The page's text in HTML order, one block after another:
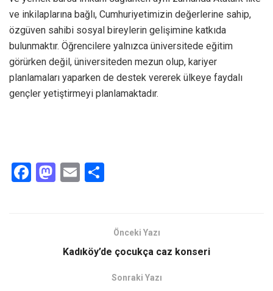
ve inkilaplarına bağlı, Cumhuriyetimizin değerlerine sahip,
özgüven sahibi sosyal bireylerin gelişimine katkıda
bulunmaktır. Öğrencilere yalnızca üniversitede eğitim
görürken değil, üniversiteden mezun olup, kariyer
planlamaları yaparken de destek vererek ülkeye faydalı
gençler yetiştirmeyi planlamaktadır.
F
M
d
E
Önceki Yazı
Kadıköy’de çocukça caz konseri
Sonraki Yazı